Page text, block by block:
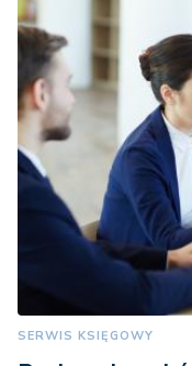
SERWIS KSIĘGOWY